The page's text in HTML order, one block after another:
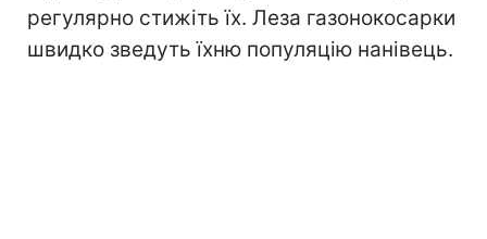
регулярно стижіть їх. Леза газонокосарки
швидко зведуть їхню популяцію нанівець.